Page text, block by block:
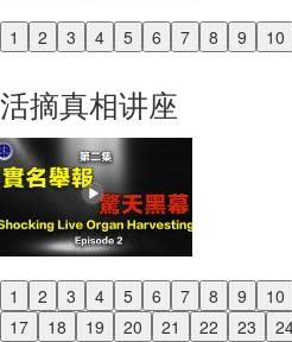
1 2 3 4 5 6 7 8 9 10
Previous
活摘真相讲座
1 2 3 4 5 6 7 8 9 10
17
18 19 20 21 22 23
Previous